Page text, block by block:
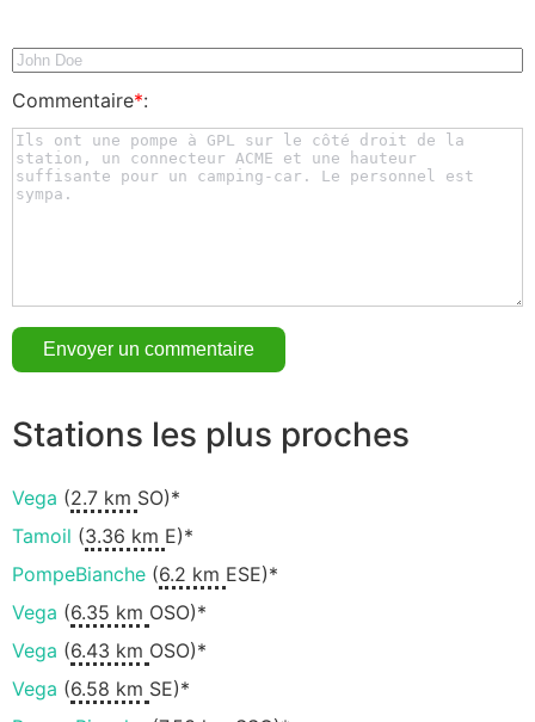
Commentaire*:
Stations les plus proches
Vega (2.7 km SO)*
Tamoil (3.36 km E)*
PompeBianche (6.2 km ESE)*
Vega (6.35 km OSO)*
Vega (6.43 km OSO)*
Vega (6.58 km SE)*